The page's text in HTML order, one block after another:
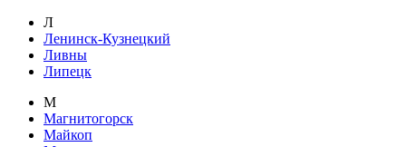
Л
Ленинск-Кузнецкий
Ливны
Липецк
М
Магнитогорск
Майкоп